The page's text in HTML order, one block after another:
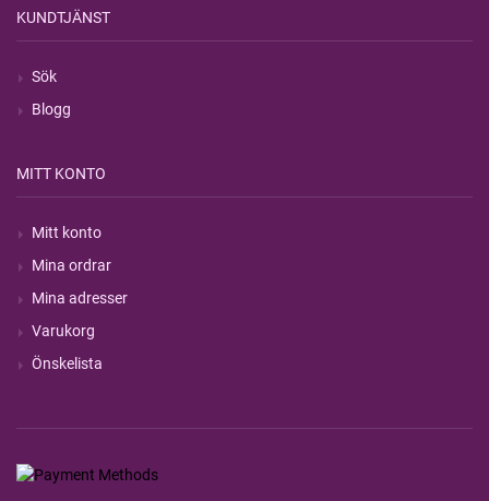
KUNDTJÄNST
Sök
Blogg
MITT KONTO
Mitt konto
Mina ordrar
Mina adresser
Varukorg
Önskelista